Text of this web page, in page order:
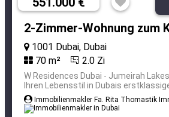
2-Zimmer-Wohnung zum
1001 Dubai, Dubai
70 m²
2.0 Zi
W Residences Dubai - Jumeirah
Ihren Lebensstil in Dubais
Immobilienmakler Fa. Rita Thomastik